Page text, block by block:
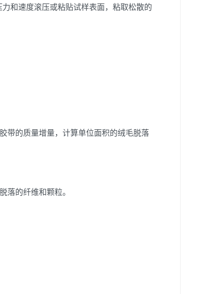
和速度滚压或粘贴试样表面，粘取松散的
带的质量增量，计算单位面积的绒毛脱落
落的纤维和颗粒。